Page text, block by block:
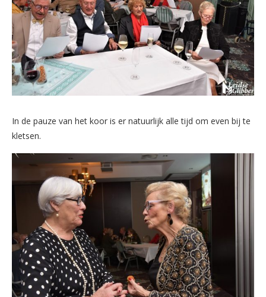
In de pauze van het koor is er natuurlijk alle tijd om even bij te
kletsen.